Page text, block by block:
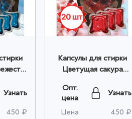
Узнать
450 ₽
Капсулы для стирки
Цветущая сакура
Опт.
цена
Узнать
Цена
450 ₽